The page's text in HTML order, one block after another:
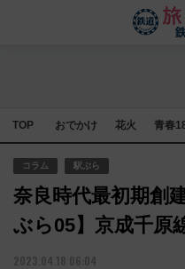
TOP おでかけ 花火 青春
コラム 駅ぶら
奈良時代最初期創
ぶら05】京成千原
2023.04.18 06:04